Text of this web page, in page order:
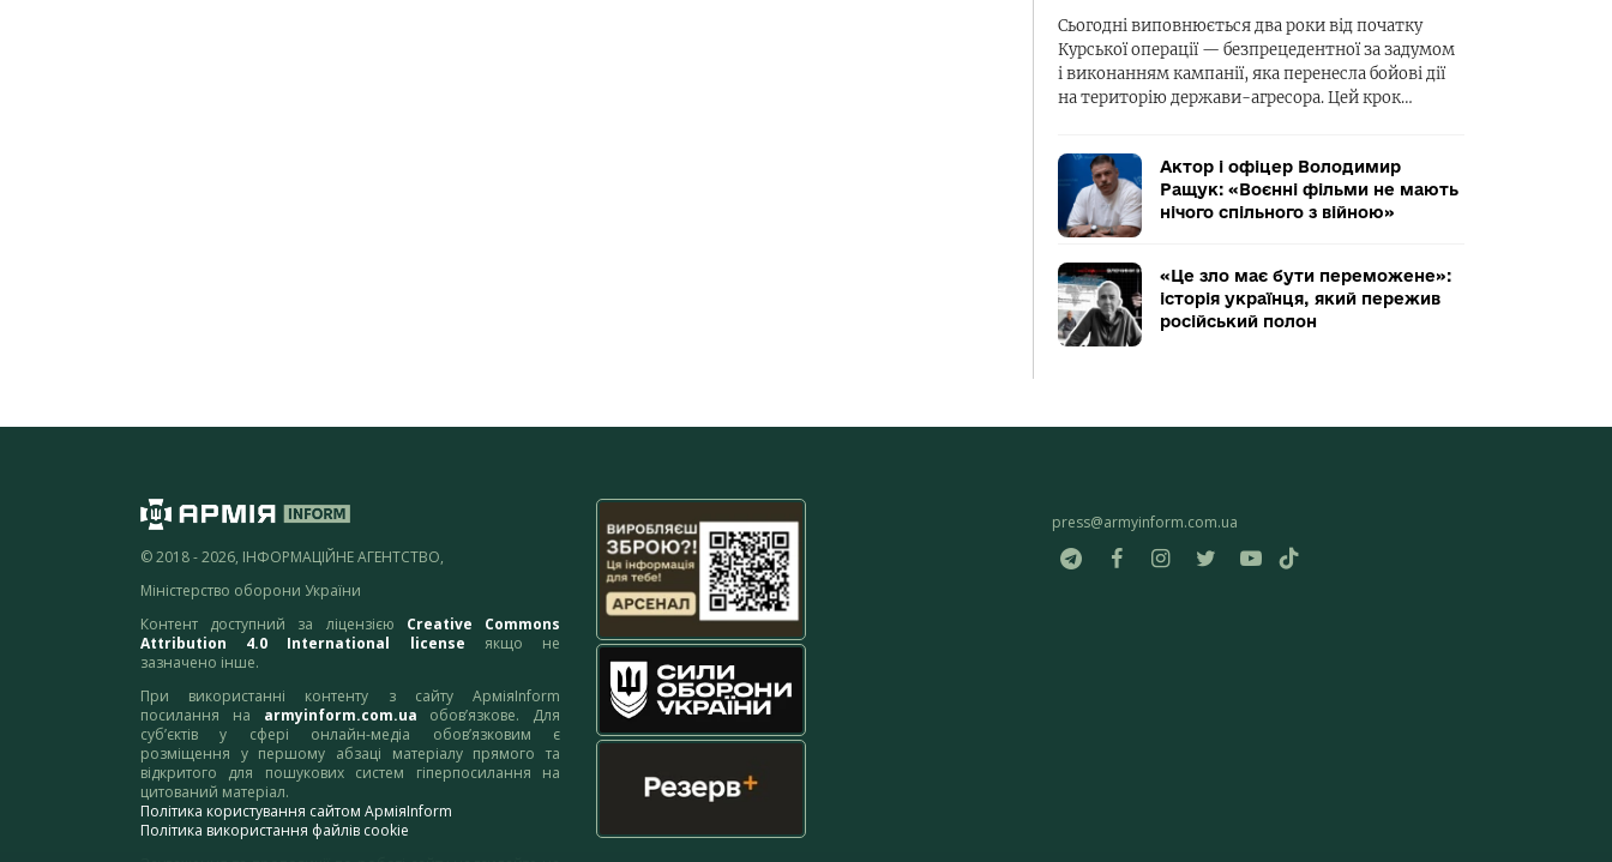
Сьогодні виповнюється два роки від початку
Курської операції — безпрецедентної за задумом
і виконанням кампанії, яка перенесла бойові дії
на територію держави-агресора. Цей крок…
Актор і офіцер Володимир
Ращук: «Воєнні фільми не мають
нічого спільного з війною»
«Це зло має бути переможене»:
історія українця, який пережив
російський полон
© 2018 - 2026, ІНФОРМАЦІЙНЕ АГЕНТСТВО,
Міністерство оборони України
Контент доступний за ліцензією Creative Commons
Attribution 4.0 International license якщо не
зазначено інше.
При використанні контенту з сайту АрміяInform
посилання на armyinform.com.ua обов’язкове. Для
суб’єктів у сфері онлайн-медіа обов’язковим є
розміщення у першому абзаці матеріалу прямого та
відкритого для пошукових систем гіперпосилання на
цитований матеріал.
Політика користування сайтом АрміяInform
Політика використання файлів cookie
press@armyinform.com.ua